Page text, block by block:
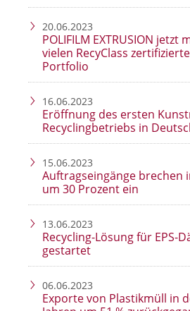
20.06.2023
POLIFILM EXTRUSION jetzt
vielen RecyClass
Portfolio
16.06.2023
Eröﬀnung des ersten
Recyclingbetriebs in
15.06.2023
Auftragseingänge brechen
um 30 Prozent ein
13.06.2023
Recycling-Lösung für EPS-
gestartet
06.06.2023
Exporte von Plastikmüll in